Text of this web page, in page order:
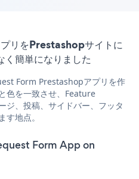
リをPrestashopサイトに
く簡単になりました
Form Prestashopアプリを作
色を一致させ、Feature
、投稿、サイドバー、フッタ
地点。
Form App on